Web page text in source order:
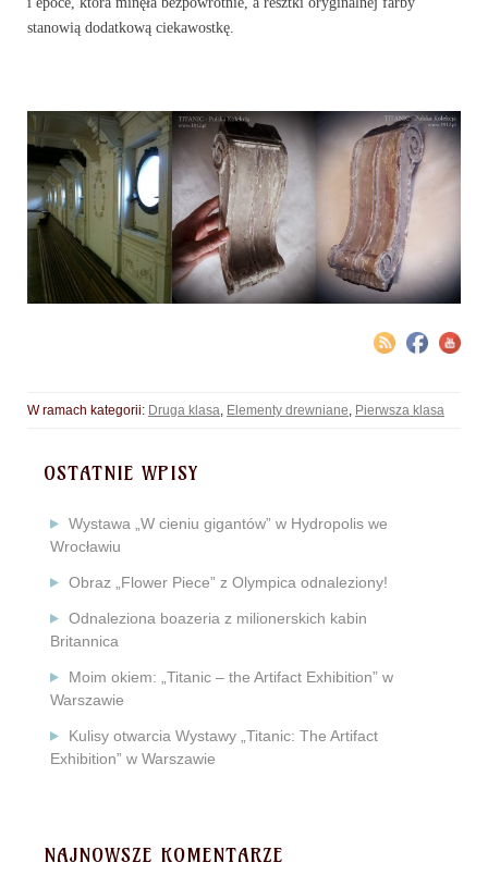
stanowią dodatkową ciekawostkę.
W ramach kategorii: Druga klasa, Elementy drewniane, Pierwsza klasa
OSTATNIE WPISY
Wystawa „W cieniu gigantów” w Hydropolis we
Wrocławiu
Obraz „Flower Piece” z Olympica odnaleziony!
Odnaleziona boazeria z milionerskich kabin
Britannica
Moim okiem: „Titanic – the Artifact Exhibition” w
Warszawie
Kulisy otwarcia Wystawy „Titanic: The Artifact
Exhibition” w Warszawie
NAJNOWSZE KOMENTARZE